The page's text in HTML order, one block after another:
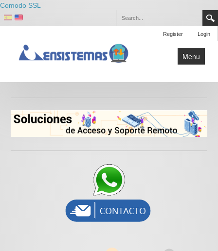
Comodo SSL
Login
Register
Menu
TSPLUS
Impresion
Contactenos